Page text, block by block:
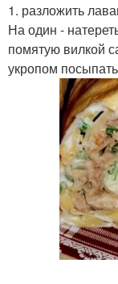
1. разложить
На один -
помятую вилкой
укропом